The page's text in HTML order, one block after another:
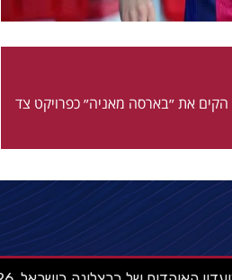
ונושם בלאוגרנה מאז 1991. הקים את ״בארסה מאניה״ כפרויקט צד